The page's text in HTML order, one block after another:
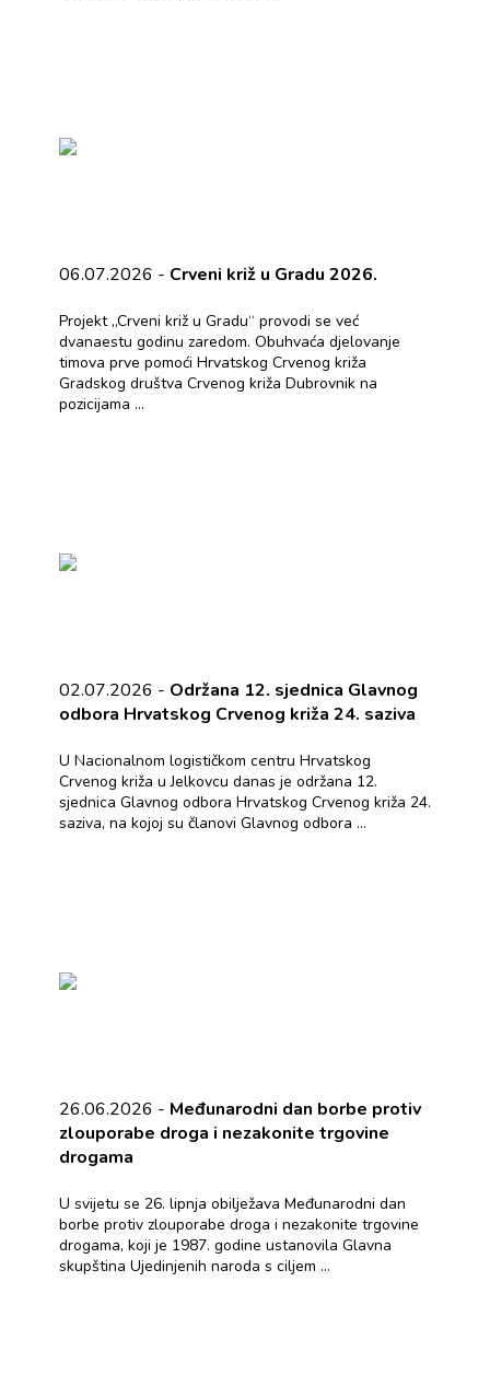
06.07.2026 - Crveni križ u Gradu 2026.
Projekt „Crveni križ u Gradu“ provodi se već
dvanaestu godinu zaredom. Obuhvaća djelovanje
timova prve pomoći Hrvatskog Crvenog križa
Gradskog društva Crvenog križa Dubrovnik na
pozicijama ...
02.07.2026 - Održana 12. sjednica Glavnog
odbora Hrvatskog Crvenog križa 24. saziva
U Nacionalnom logističkom centru Hrvatskog
Crvenog križa u Jelkovcu danas je održana 12.
sjednica Glavnog odbora Hrvatskog Crvenog križa 24.
saziva, na kojoj su članovi Glavnog odbora ...
26.06.2026 - Međunarodni dan borbe protiv
zlouporabe droga i nezakonite trgovine
drogama
U svijetu se 26. lipnja obilježava Međunarodni dan
borbe protiv zlouporabe droga i nezakonite trgovine
drogama, koji je 1987. godine ustanovila Glavna
skupština Ujedinjenih naroda s ciljem ...